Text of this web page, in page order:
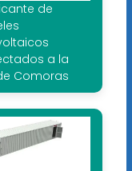
de
a la
Comoras